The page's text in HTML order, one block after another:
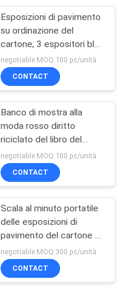
Esposizioni di pavimento
su ordinazione del
cartone, 3 espositori blu
bianchi rotondi del
cartone
negotiable MOQ:100 pc/unità
CONTACT
Banco di mostra alla
moda rosso diritto
riciclato del libro del
cartone dei visualizzatori
del pavimento
negotiable MOQ:100 pc/unità
CONTACT
Scala al minuto portatile
delle esposizioni di
pavimento del cartone 3
- scaffale per le penne di
tenuta
negotiable MOQ:300 pc/unità
CONTACT